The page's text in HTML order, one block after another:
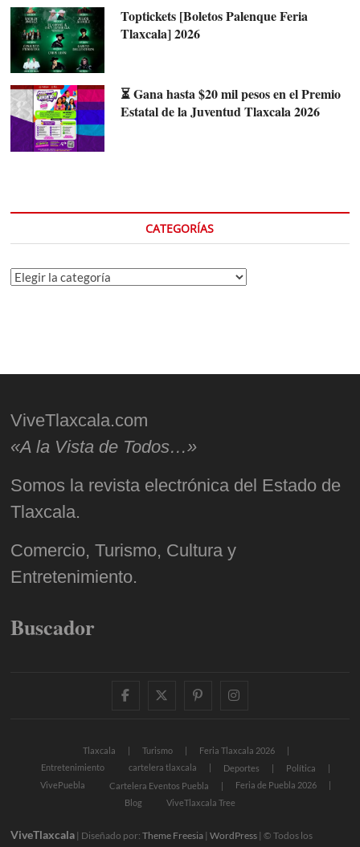
Toptickets [Boletos Palenque Feria
Tlaxcala] 2026
⏳ Gana hasta $20 mil pesos en el Premio
Estatal de la Juventud Tlaxcala 2026
CATEGORÍAS
Categorías
ViveTlaxcala.com
«A la Vista de Todos…»
Somos la revista electrónica del Estado de
Tlaxcala.
Comercio, Turismo, Cultura y
Entretenimiento.
Buscador
facebooktwitter
pinterestinstagram
Tlaxcala Turismo
Feria Tlaxcala 2026
Entretenimiento
cartelera tlaxcala Deportes
Política
VivePuebla
Cartelera Eventos Puebla
Feria de Puebla 2026
Blog
ViveTlaxcala Tree
ViveTlaxcala | Diseñado por:Theme Freesia |WordPress | © Todos los